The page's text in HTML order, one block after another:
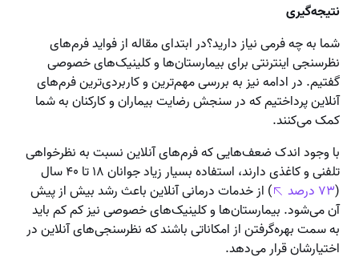
نتیجه‌گیری
شما به چه فرمی نیاز دارید؟در ابتدای مقاله از فواید فرم‌های
نظرسنجی اینترنتی برای بیمارستان‌ها و کلینیک‌های خصوصی
گفتیم. در ادامه نیز به بررسی مهم‌ترین و کاربردی‌ترین فرم‌های
آنلاین پرداختیم که در سنجش رضایت بیماران و کارکنان به شما
کمک می‌کنند.
با وجود اندک ضعف‌هایی که فرم‌های آنلاین نسبت به نظرخواهی
تلفنی و کاغذی دارند، استفاده بسیار زیاد جوانان ۱۸ تا ۴۰ سال
(۷۳ درصد
) از خدمات درمانی آنلاین باعث رشد بیش از پیش
آن می‌شود. بیمارستان‌ها و کلینیک‌های خصوصی نیز کم کم باید
به سمت بهره‌گرفتن از امکاناتی باشند که نظرسنجی‌های آنلاین در
اختیارشان قرار می‌دهد.